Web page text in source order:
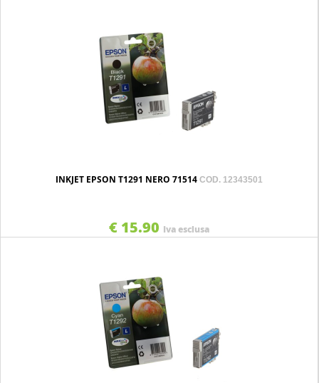
INKJET EPSON T1291 NERO 71514 COD. 12343501
€ 15.90 Iva esclusa